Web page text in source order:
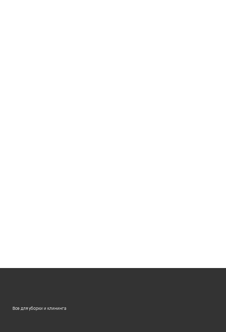
Все для уборки и клининга